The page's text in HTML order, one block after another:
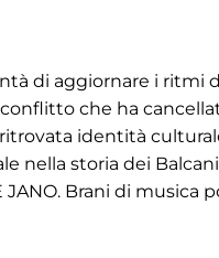
di aggiornare i ritmi
che ha
identità
nella storia dei
Brani di musica